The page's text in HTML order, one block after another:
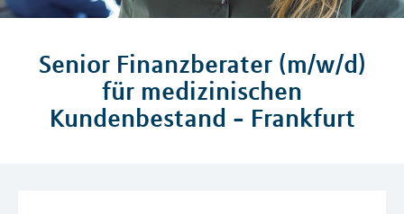
Senior Finanzberater (m/w/d)
für medizinischen
Kundenbestand - Frankfurt